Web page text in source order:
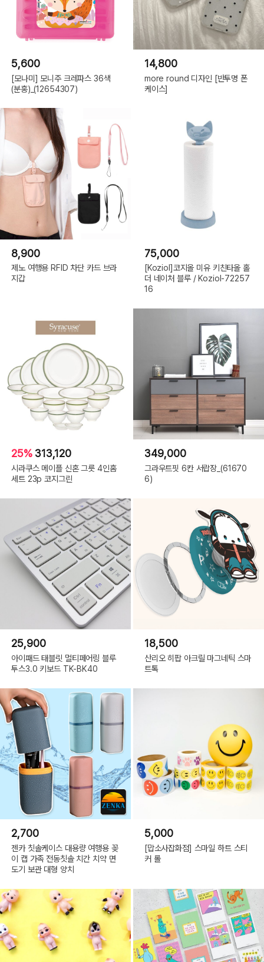
5,600
[모나미] 모니주 크레파스 36색
(분홍)_(12654307)
14,800
more round 디자인 [반투명 폰
케이스]
8,900
제노 여행용 RFID 차단 카드 브라
지갑
75,000
[Koziol]코지올 미유 키친타올 홀
더 네이처 블루 / Koziol-72257
16
25% 313,120
시라쿠스 메이플 신혼 그릇 4인홈
세트 23p 코지그린
349,000
그라우트핏 6칸 서랍장_(61670
6)
25,900
아이패드 태블릿 멀티페어링 블루
투스3.0 키보드 TK-BK40
18,500
산리오 히팝 아크릴 마그네틱 스마
트톡
2,700
젠카 칫솔케이스 대용량 여행용 꽂
이 캡 가족 전동칫솔 치간 치약 면
도기 보관 대형 양치
5,000
[맙소사잡화점] 스마일 하트 스티
커 롤